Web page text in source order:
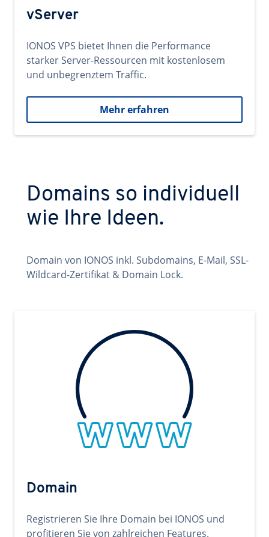
vServer
IONOS VPS bietet Ihnen die Performance
starker Server-Ressourcen mit kostenlosem
und unbegrenztem Traffic.
Mehr erfahren
Domains so individuell
wie Ihre Ideen.
Domain von IONOS inkl. Subdomains, E-Mail, SSL-
Wildcard-Zertifikat & Domain Lock.
Domain
Registrieren Sie Ihre Domain bei IONOS und
profitieren Sie von zahlreichen Features.